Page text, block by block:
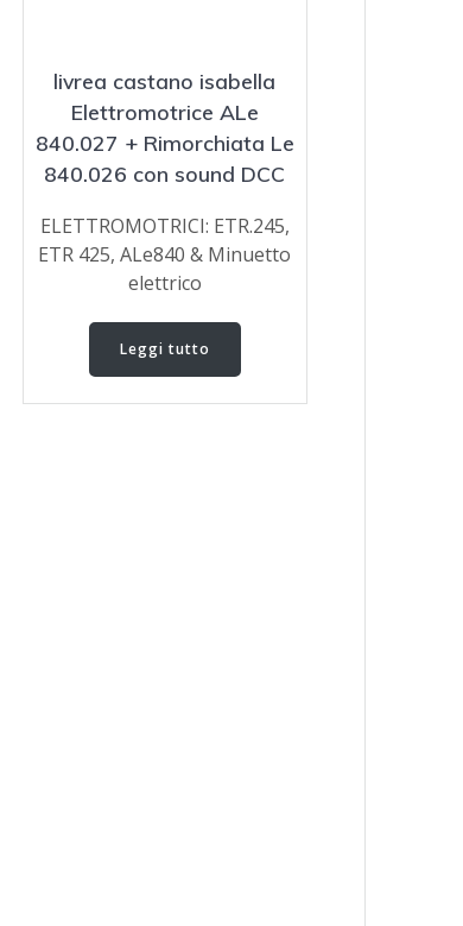
livrea castano isabella
Elettromotrice ALe
840.027 + Rimorchiata Le
840.026 con sound DCC
ELETTROMOTRICI: ETR.245,
ETR 425, ALe840 & Minuetto
elettrico
Leggi tutto